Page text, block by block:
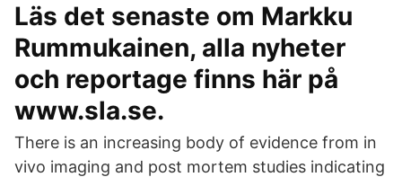
Läs det senaste om Markku
Rummukainen, alla nyheter
och reportage finns här på
www.sla.se.
There is an increasing body of evidence from in
vivo imaging and post mortem studies indicating